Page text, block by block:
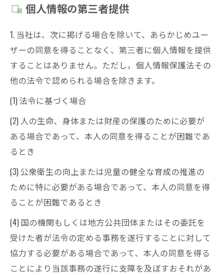
個人情報の第三者提供
1. 当社は、次に掲げる場合を除いて、あらかじめユー
ザーの同意を得ることなく、第三者に個人情報を提供
することはありません。ただし，個人情報保護法その
他の法令で認められる場合を除きます。
(1) 法令に基づく場合
(2) 人の生命、身体または財産の保護のために必要が
ある場合であって、本人の同意を得ることが困難であ
るとき
(3) 公衆衛生の向上または児童の健全な育成の推進の
ために特に必要がある場合であって、本人の同意を得
ることが困難であるとき
(4) 国の機関もしくは地方公共団体またはその委託を
受けた者が法令の定める事務を遂行することに対して
協力する必要がある場合であって、本人の同意を得る
ことにより当該事務の遂行に支障を及ぼすおそれがあ